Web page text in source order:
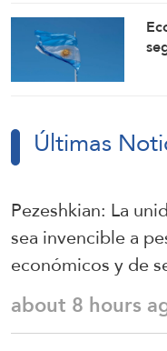
Últimas
Pezeshkian: La
sea invencible a
económicos y de
about 8 hours